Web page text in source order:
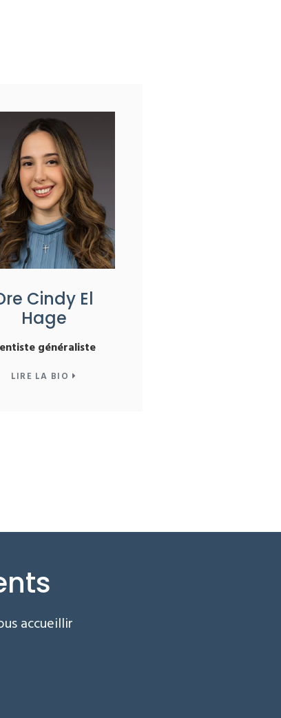
Cindy El
Hage
généraliste
LIRE LA BIO
accueillir